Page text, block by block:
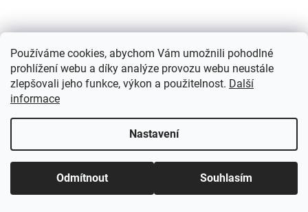
Používáme cookies, abychom Vám umožnili pohodlné
prohlížení webu a díky analýze provozu webu neustále
zlepšovali jeho funkce, výkon a použitelnost. Další
informace
Nastavení
Odmítnout Souhlasím
Samolepicí etikety | snímatelné | Avery Zweckform
L4736REV-65+ návrh etiket online + šablony ke stažení
Do týdne